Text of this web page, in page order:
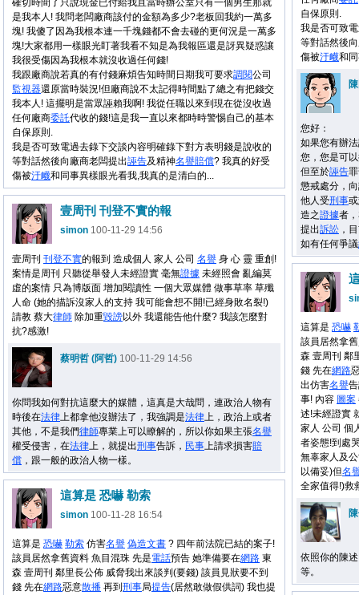
自保原則.
我是否可致
等對話然後
傷被汙衊和
您好：
如果您有辦
您，您是可
但至於誣告
懲戒處分，
他人受刑事
造之證據者
提出訴訟 ，
如有任何爭議
確切時間了只說現金已付給我且當時辦公室只有一個男生那就
是我本人! 我問老闆廠商該付的金額為多少?老板回我約一萬多
塊! 我傻了因為我根本連一千塊錢都不會去碰的更何況是一萬多
塊!大家都用一樣眼光盯著我看不知是為我報區還是訝異疑惑讓
我很受傷因為我根本就沒收過任何錢!
我跟廠商說若真的有付錢麻煩告知時間日期我可要求調閱公司
監視器還原當時裝況!但廠商說不太記得時間點了總之有把錢交
我本人! 這擺明是當眾誣賴我啊! 我從任職以來到現在從沒收過
任何廠商委託代收的錢!這是我一直以來都時時警惕自己的基本
自保原則.
我是否可致電過去錄下交談內容明確錄下對方表明錢是說收的
等對話然後向廠商老闆提出誣告及精神名譽賠償? 我真的好受
傷被汙衊和同事異樣眼光看我,我真的是清白的...
壹周刊 刊登不實的報
simon 100-11-29 14:56
壹周刊 刊登不實的報到 造成個人 家人 公司 名譽 身 心 靈 重創!
案情是周刊 只聽從舉發人未經證實 毫無證據 未經照會 亂編莫
虛的案情 只為博版面 增加閱讀性 一個大眾媒體 做事草率 草殲
人命 (她的描訴沒家人的支持 我可能會想不開!已經身敗名裂!)
請教 蔡大律師 除加重毀謗以外 我還能告他什麼? 我該怎麼對
抗?感激!
蔡明哲 (阿哲) 100-11-29 14:56
你問我如何對抗這麼大的媒體，這真是大哉問，連政治人物有
時後在法律上都拿他沒辦法了，我強調是法律上，政治上或者
其他，不是我們律師專業上可以瞭解的，所以你如果主張名譽
權受侵害，在法律上，就提出刑事告訴， 民事上請求損害賠
償 ，跟一般的政治人物一樣。
這算是 恐嚇
該員居然拿
森 壹周刊 鄰
錢 先在網路
出仿害名譽
事! 內容 圖案
述!未經證實
家人 公司 個
者姿態!到處
無辜家人及
以備妥)但名
全家值得!)救
依照你的陳
等。
這算是 恐嚇 勒索
simon 100-11-28 16:54
這算是 恐嚇 勒索 仿害名譽 偽造文書 ? 四年前法院已結的案子!
該員居然拿舊資料 魚目混珠 先是電話預告 她準備要在網路 東
森 壹周刊 鄰里長公佈 威脅我出來談判(要錢) 該員見狀要不到
錢 先在網路惡意散播 再到 刑事局提告(居然敢做假供詞) 我也提